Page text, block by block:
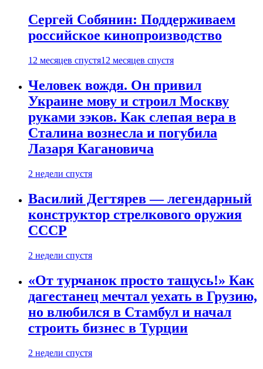
Сергей Собянин: Поддерживаем
российское кинопроизводство
12 месяцев спустя12 месяцев спустя
Человек вождя. Он привил
Украине мову и строил Москву
руками зэков. Как слепая вера в
Сталина вознесла и погубила
Лазаря Кагановича
2 недели спустя
Василий Дегтярев — легендарный
конструктор стрелкового оружия
СССР
2 недели спустя
«От турчанок просто тащусь!» Как
дагестанец мечтал уехать в Грузию,
но влюбился в Стамбул и начал
строить бизнес в Турции
2 недели спустя